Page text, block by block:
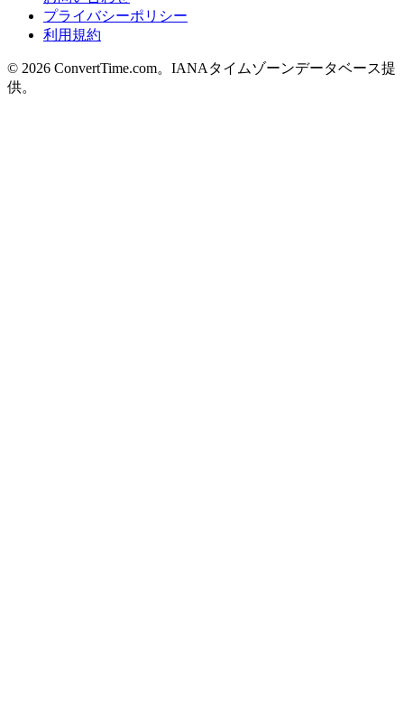
プライバシーポリシー
利用規約
© 2026 ConvertTime.com。IANAタイムゾーンデータベース提
供。